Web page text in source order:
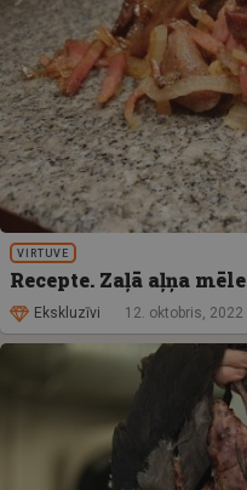
VIRTUVE
Recepte. Zaļā aļņa mēle
Ekskluzīvi 12. oktobris, 2022